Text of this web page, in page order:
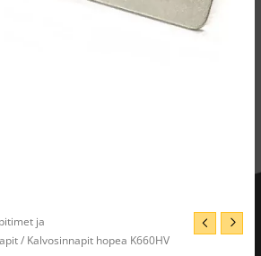
ja
/ Kalvosinnapit hopea K660HV